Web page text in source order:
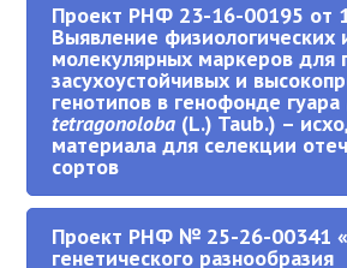
Проект РНФ 23-16-00195 от
Выявление физиологических
молекулярных маркеров для
засухоустойчивых и
генотипов в генофонде гуара
tetragonolоba (L.) Taub.) –
материала для селекции
сортов
Проект РНФ № 25-26-00341
генетического разнообразия